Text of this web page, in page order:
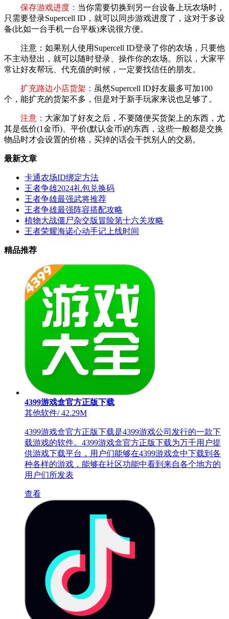
保存游戏进度： 当你需要切换到另一台设备上玩农场时，
只需要登录Supercell ID，就可以同步游戏进度了，这对于多设
备(比如一台手机一台平板)来说很方便。
注意：如果别人使用Supercell ID登录了你的农场，只要他
不主动登出，就可以随时登录、操作你的农场。所以，大家平
常让好友帮玩、代充值的时候，一定要找信任的朋友。
扩充路边小店货架： 虽然Supercell ID好友最多可加100
个，能扩充的货架不多，但是对于新手玩家来说也足够了。
注意： 大家加了好友之后，不要随便买货架上的东西，尤
其是低价(1金币)、平价(默认金币)的东西，这些一般都是交换
物品时才会设置的价格，买掉的话会干扰别人的交易。
最新文章
卡通农场ID绑定方法
王者争雄2024礼包兑换码
王者争雄最强武将推荐
王者争雄最强阵容搭配攻略
植物大战僵尸杂交版冒险第十六关攻略
王者荣耀海诺心动手记上线时间
精品推荐
4399游戏盒官方正版下载
其他软件/42.29M
4399游戏盒官方正版下载是4399游戏公司发行的一款下
载游戏的软件。4399游戏盒官方正版下载为万千用户提
供游戏下载平台，用户们能够在4399游戏盒中下载到各
种各样的游戏，能够在社区功能中看到来自各个地方的
用户们所发表
查看